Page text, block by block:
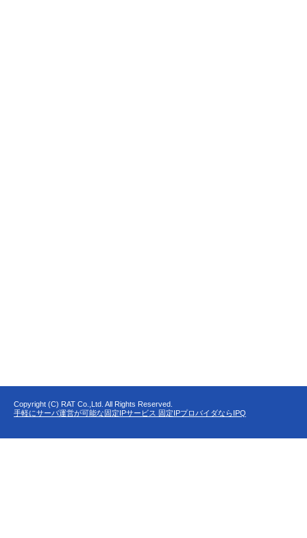
Copyright (C) RAT Co.,Ltd. All Rights Reserved.
手軽にサーバ運営が可能な固定IPサービス 固定IPプロバイダならIPQ